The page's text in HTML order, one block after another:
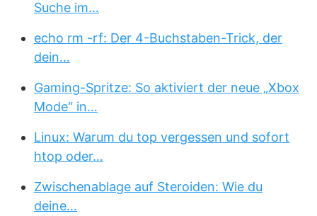
Suche im…
echo rm -rf: Der 4-Buchstaben-Trick, der
dein…
Gaming-Spritze: So aktiviert der neue „Xbox
Mode“ in…
Linux: Warum du top vergessen und sofort
htop oder…
Zwischenablage auf Steroiden: Wie du
deine…